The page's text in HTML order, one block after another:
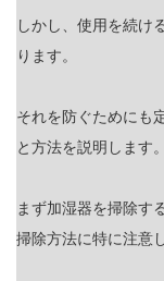
しかし、使用を続け
ります。
それを防ぐためにも
と方法を説明します。
まず加湿器を掃除す
掃除方法に特に注意